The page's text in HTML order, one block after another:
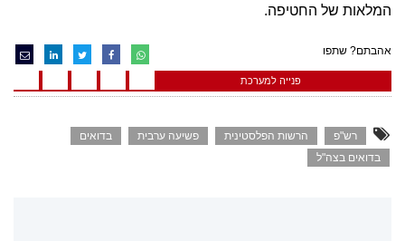
המלאות של החטיפה.
אהבתם? שתפו
פנייה למערכת
רש"פ הרשות הפלסטינית פשיעה ערבית
בדואים
בדואים בצה"ל